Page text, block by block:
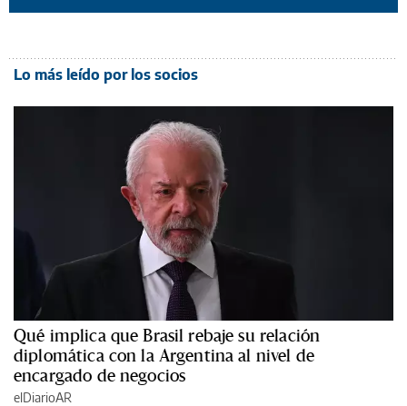
Lo más leído por los socios
Qué implica que Brasil rebaje su relación
diplomática con la Argentina al nivel de
encargado de negocios
elDiarioAR